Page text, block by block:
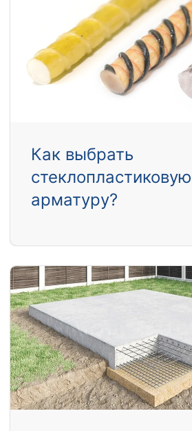
Как выбрать
стеклопластиковую
арматуру?